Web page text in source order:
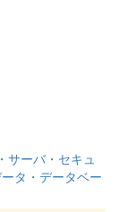
サーバ・セキュ
タ・データベー